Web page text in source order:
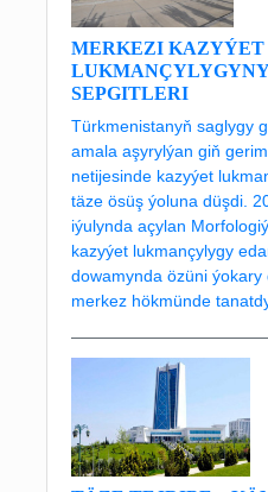
MERKEZI KAZYÝET
SEPGITLERI
Türkmenistanyň saglygy
amala aşyrylýan giň
netijesinde kazyýet
täze ösüş ýoluna düşdi.
iýulynda açylan
kazyýet lukmançylygy
dowamynda özüni
merkez hökmünde